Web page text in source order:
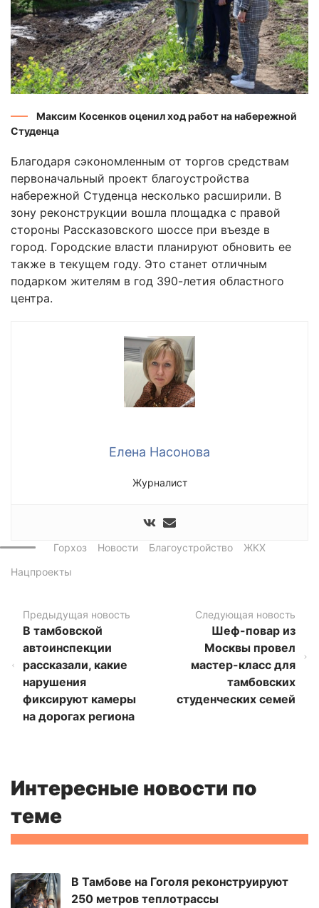
Максим Косенков оценил ход работ на набережной
Студенца
Благодаря сэкономленным от торгов средствам
первоначальный проект благоустройства
набережной Студенца несколько расширили. В
зону реконструкции вошла площадка с правой
стороны Рассказовского шоссе при въезде в
город. Городские власти планируют обновить ее
также в текущем году. Это станет отличным
подарком жителям в год 390-летия областного
центра.
Елена Насонова
Журналист
Горхоз Новости Благоустройство
ЖКХ
Нацпроекты
Предыдущая новость
В тамбовской
автоинспекции
рассказали, какие
нарушения
фиксируют камеры
на дорогах региона
Следующая новость
Шеф-повар из
Москвы провел
мастер-класс для
тамбовских
студенческих семей
Интересные новости по
теме
В Тамбове на Гоголя реконструируют
250 метров теплотрассы